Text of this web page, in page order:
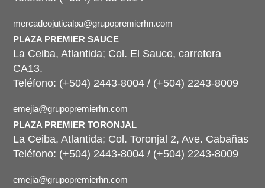
mercadeojuticalpa@grupopremierhn.com
PLAZA PREMIER SAUCE
La Ceiba, Atlantida; Col. El Sauce, carretera
CA13.
Teléfono: (+504) 2443-8004 / (+504) 2243-8009
emejia@grupopremierhn.com
PLAZA PREMIER TORONJAL
La Ceiba, Atlantida; Col. Toronjal 2, Ave. Cabañas
Teléfono: (+504) 2443-8004 / (+504) 2243-8009
emejia@grupopremierhn.com